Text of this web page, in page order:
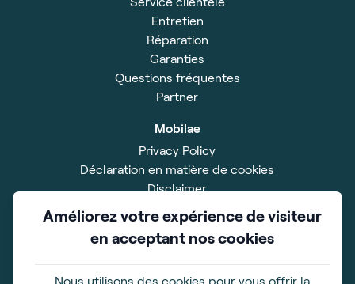
Entretien
Réparation
Garanties
Questions fréquentes
Partner
Mobilae
Privacy Policy
Déclaration en matière de cookies
Disclaimer
Impressum
Conditions Générales
Xavier De Cocklaan 42
Améliorez votre expérience de visiteur
en acceptant nos cookies
Nous utilisons des cookies pour vous offrir la